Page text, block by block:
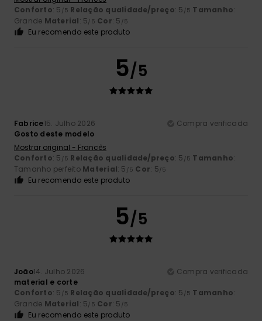
Conforto: 5 /5 Relação qualidade/preço: 5 /5 Tamanho:
Grande Material: 5/5 Cor: 5 /5
Eu recomendo este produto
5/5
Fabrice15. Julho 2026
Compra verificada
Gosto deste modelo
Mostrar original - Francês
Conforto: 5 /5 Relação qualidade/preço: 5 /5 Tamanho:
Tamanho perfeito Material: 5 /5 Cor: 5/5
Eu recomendo este produto
5/5
João14. Julho 2026
Compra verificada
material e corte
Conforto: 5 /5 Relação qualidade/preço: 5 /5 Tamanho:
Grande Material: 5/5 Cor: 5 /5
Eu recomendo este produto